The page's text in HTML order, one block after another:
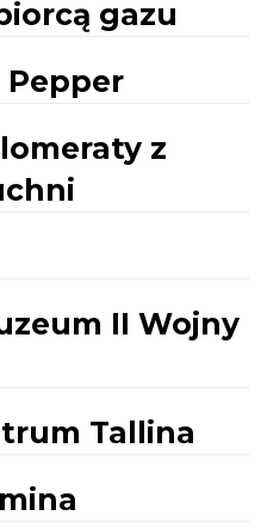
gazu
Pepper
z
II Wojny
Tallina